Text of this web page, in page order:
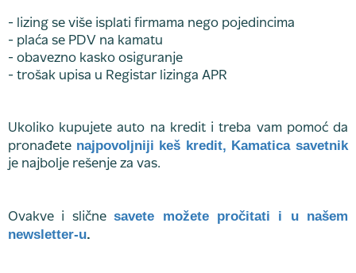
- lizing se više isplati firmama nego pojedincima
- plaća se PDV na kamatu
- obavezno kasko osiguranje
- trošak upisa u Registar lizinga APR
Ukoliko kupujete auto na kredit i treba vam pomoć da
pronađete najpovoljniji keš kredit, Kamatica savetnik
je najbolje rešenje za vas.
Ovakve i sličnesavete možete pročitati i u našem
newsletter-u.